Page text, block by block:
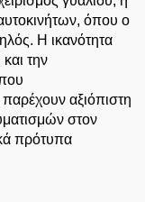
όπου ο
Η ικανότητα
την
αξιόπιστη
στον
πρότυπα